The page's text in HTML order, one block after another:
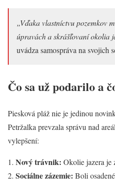
„Vďaka vlastníctvu pozemkov
úpravách a skrášľovaní okolia
uvádza samospráva na svojich
Čo sa už podarilo a
Piesková pláž nie je jedinou
Petržalka prevzala správu nad
vylepšení:
Nový trávnik: Okolie jazera je
Sociálne zázemie: Boli